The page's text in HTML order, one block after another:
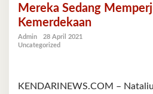
Teroris,
Natalius
Mereka Sedang
Kemerdekaan
Admin
28 April 2021
Uncategorized
KENDARINEWS.COM –